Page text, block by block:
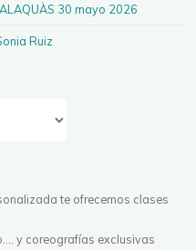
ALAQUÀS 30 mayo 2026
Ruiz
te ofrecemos clases
y coreografías exclusivas